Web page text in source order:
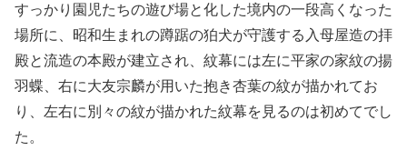
すっかり園児たちの遊び場と化した境内の一段高くなった
場所に、昭和生まれの蹲踞の狛犬が守護する入母屋造の拝
殿と流造の本殿が建立され、紋幕には左に平家の家紋の揚
羽蝶、右に大友宗麟が用いた抱き杏葉の紋が描かれてお
り、左右に別々の紋が描かれた紋幕を見るのは初めてでし
た。